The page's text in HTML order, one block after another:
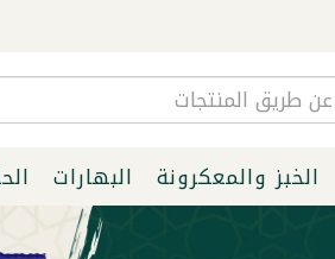
الخبز والمعكرونة البهارات